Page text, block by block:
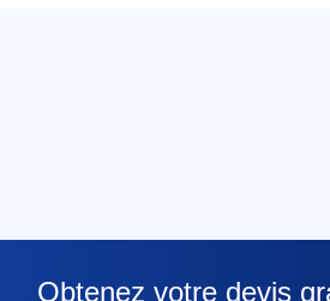
Obtenez votre devis